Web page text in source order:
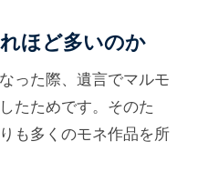
ほど多いのか
った際、遺言でマルモ
たためです。そのた
も多くのモネ作品を所